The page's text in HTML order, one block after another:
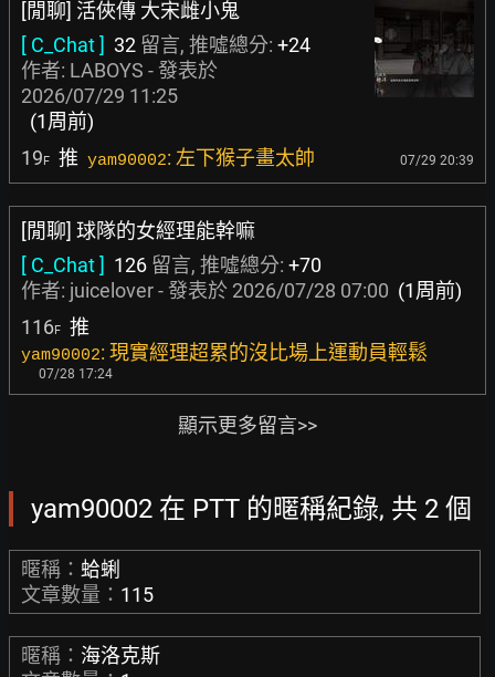
[閒聊] 活俠傳 大宋雌小鬼
[ C_Chat ] 32 留言, 推噓總分: +24
作者: LABOYS - 發表於
2026/07/29 11:25
(1周前)
19F 推 yam90002: 左下猴子畫太帥 07/29 20:39
[閒聊] 球隊的女經理能幹嘛
[ C_Chat ] 126 留言, 推噓總分: +70
作者: juicelover- 發表於 2026/07/28 07:00 (1周前)
116F 推
yam90002: 現實經理超累的沒比場上運動員輕鬆
07/28 17:24
顯示更多留言>>
yam90002 在 PTT 的暱稱紀錄, 共 2 個
暱稱： 蛤蜊
文章數量： 115
暱稱： 海洛克斯